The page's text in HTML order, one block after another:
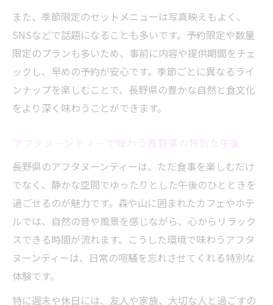
イム術
長野県産紅茶とスイーツの組み合わせアイ
デア
アフタヌーンティーで選ぶおすすめペアリ
ング
長野で見つけるおしゃれなアフタヌーンティー
最新事情
アフタヌーンティーが話題のおしゃれカフ
ェ事情
長野で人気急上昇のアフタヌーンティース
タイル
選び方
また、季節限定のセットメニューは写真映えもよく、
SNSなどで話題になることも多いです。予約限定や数量
限定のプランも多いため、事前に内容や提供期間をチェ
ックし、早めの予約が安心です。季節ごとに異なるライ
ンナップを楽しむことで、長野県の豊かな自然と食文化
をより深く味わうことができます。
長野県のアフタヌーンティーは、ただ食事を楽しむだけ
でなく、静かな空間でゆったりとした午後のひとときを
過ごせるのが魅力です。森や山に囲まれたカフェやホテ
ルでは、自然の音や風景を感じながら、心からリラック
スできる時間が流れます。こうした環境で味わうアフタ
ヌーンティーは、日常の喧騒を忘れさせてくれる特別な
体験です。
特に週末や休日には、友人や家族、大切な人と過ごすの